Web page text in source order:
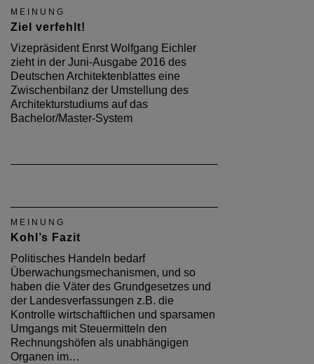
MEINUNG
Ziel verfehlt!
Vizepräsident Enrst Wolfgang Eichler
zieht in der Juni-Ausgabe 2016 des
Deutschen Architektenblattes eine
Zwischenbilanz der Umstellung des
Architekturstudiums auf das
Bachelor/Master-System
MEINUNG
Kohl’s Fazit
Politisches Handeln bedarf
Überwachungsmechanismen, und so
haben die Väter des Grundgesetzes und
der Landesverfassungen z.B. die
Kontrolle wirtschaftlichen und sparsamen
Umgangs mit Steuermitteln den
Rechnungshöfen als unabhängigen
Organen im…